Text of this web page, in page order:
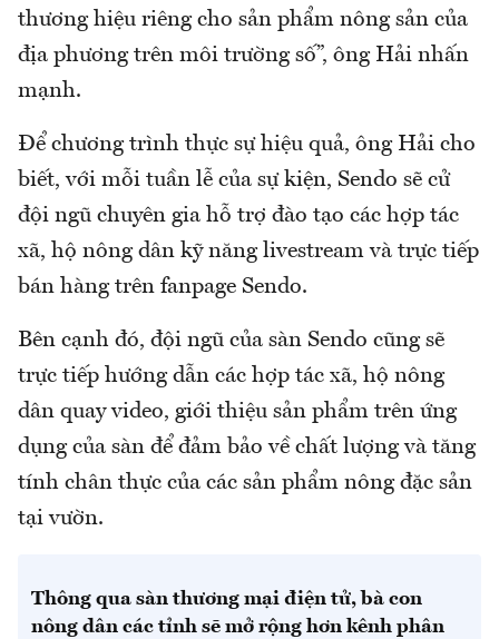
thương hiệu riêng cho sản phẩm nông sản của
địa phương trên môi trường số”, ông Hải nhấn
mạnh.
Để chương trình thực sự hiệu quả, ông Hải cho
biết, với mỗi tuần lễ của sự kiện, Sendo sẽ cử
đội ngũ chuyên gia hỗ trợ đào tạo các hợp tác
xã, hộ nông dân kỹ năng livestream và trực tiếp
bán hàng trên fanpage Sendo.
Bên cạnh đó, đội ngũ của sàn Sendo cũng sẽ
trực tiếp hướng dẫn các hợp tác xã, hộ nông
dân quay video, giới thiệu sản phẩm trên ứng
dụng của sàn để đảm bảo về chất lượng và tăng
tính chân thực của các sản phẩm nông đặc sản
tại vườn.
Thông qua sàn thương mại điện tử, bà con
nông dân các tỉnh sẽ mở rộng hơn kênh phân